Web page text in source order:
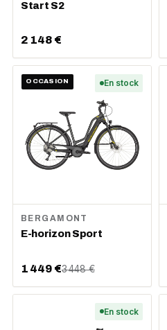
Start S2
2 148 €
OCCASION En stock
BERGAMONT
E-horizon Sport
1 449 €3 448 €
En stock